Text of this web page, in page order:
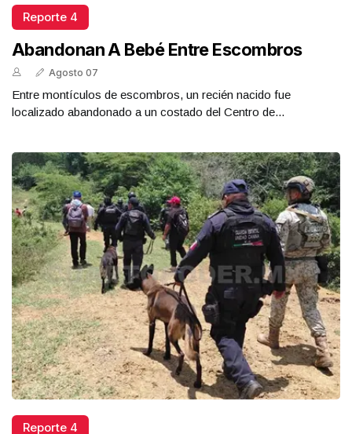
Reporte 4
Abandonan A Bebé Entre Escombros
Agosto 07
Entre montículos de escombros, un recién nacido fue
localizado abandonado a un costado del Centro de...
Reporte 4